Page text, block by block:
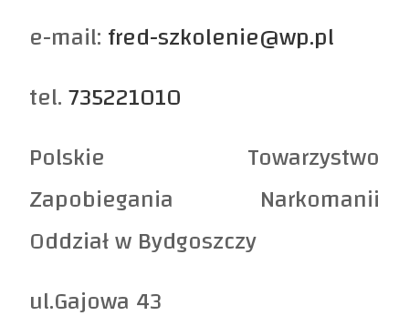
e-mail:fred-szkolenie@wp.pl
tel.735221010
Polskie Towarzystwo
Zapobiegania Narkomanii
Oddział w Bydgoszczy
ul.Gajowa 43